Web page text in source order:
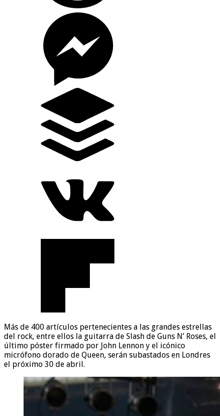
Más de 400 artículos pertenecientes a las grandes estrellas
del rock, entre ellos la guitarra de Slash de Guns N’ Roses, el
último póster firmado por John Lennon y el icónico
micrófono dorado de Queen, serán subastados en Londres
el próximo 30 de abril.